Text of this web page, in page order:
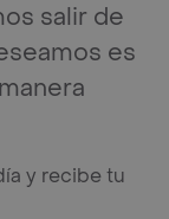
salir de
es
y recibe tu